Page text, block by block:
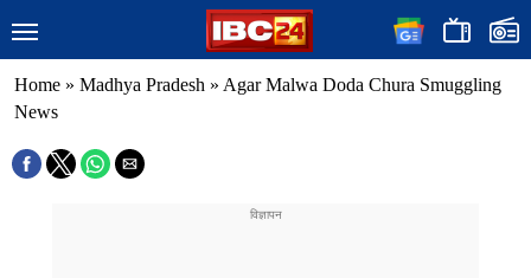
Home » Madhya Pradesh » Agar Malwa Doda Chura Smuggling
News